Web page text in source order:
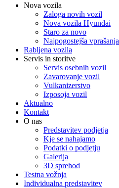
Nova vozila
Zaloga novih vozil
Nova vozila Hyundai
Staro za novo
Najpogostejša vprašanja
Rabljena vozila
Servis in storitve
Servis osebnih vozil
Zavarovanje vozil
Vulkanizerstvo
Izposoja vozil
Aktualno
Kontakt
O nas
Predstavitev podjetja
Kje se nahajamo
Podatki o podjetju
Galerija
3D sprehod
Testna vožnja
Individualna predstavitev